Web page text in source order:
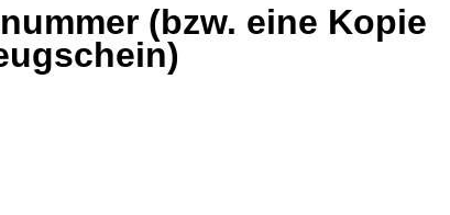
(bzw. eine Kopie